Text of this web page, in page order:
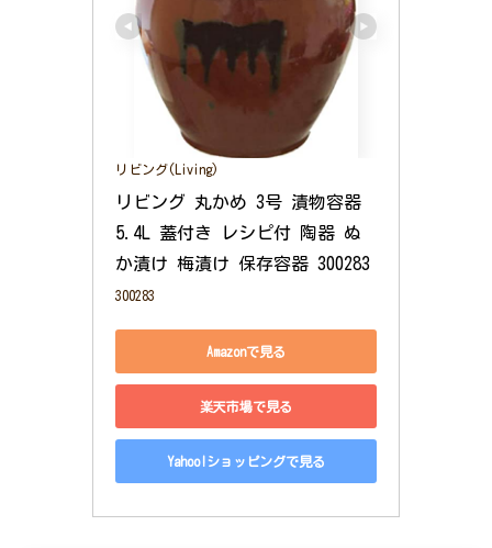
リビング(Living)
リビング 丸かめ 3号 漬物容器
5.4L 蓋付き レシピ付 陶器 ぬ
か漬け 梅漬け 保存容器 300283
300283
Amazonで見る
楽天市場で見る
Yahoo!ショッピングで見る